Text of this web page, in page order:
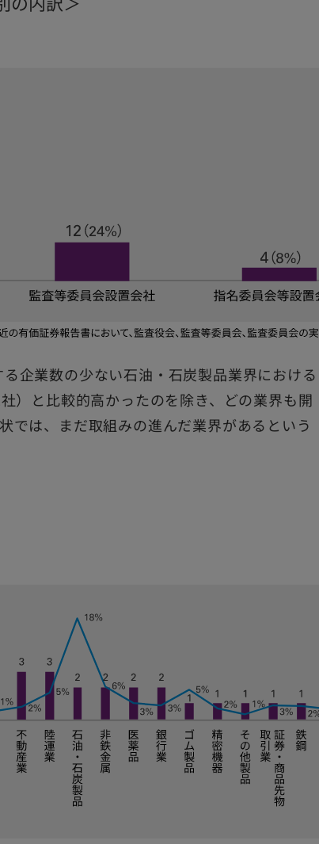
企業数の少ない石油・石炭製品業界における
）と比較的高かったのを除き、どの業界も開
では、まだ取組みの進んだ業界があるという